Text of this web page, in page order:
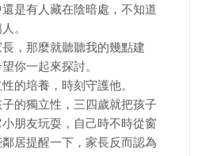
是有人藏在陰暗處，不知道
。
，那麼就聽聽我的幾點建
你一起來探討。
的培養，時刻守護他。
的獨立性，三四歲就把孩子
朋友玩耍，自己時不時從窗
居提醒一下，家長反而認為